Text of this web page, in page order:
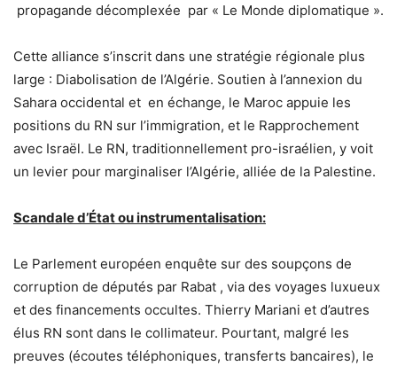
propagande décomplexée par « Le Monde diplomatique ».
Cette alliance s’inscrit dans une stratégie régionale plus
large : Diabolisation de l’Algérie. Soutien à l’annexion du
Sahara occidental et en échange, le Maroc appuie les
positions du RN sur l’immigration, et le Rapprochement
avec Israël. Le RN, traditionnellement pro-israélien, y voit
un levier pour marginaliser l’Algérie, alliée de la Palestine.
Scandale d’État ou instrumentalisation:
Le Parlement européen enquête sur des soupçons de
corruption de députés par Rabat , via des voyages luxueux
et des financements occultes. Thierry Mariani et d’autres
élus RN sont dans le collimateur. Pourtant, malgré les
preuves (écoutes téléphoniques, transferts bancaires), le